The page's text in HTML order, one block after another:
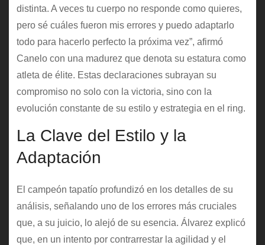
distinta. A veces tu cuerpo no responde como quieres,
pero sé cuáles fueron mis errores y puedo adaptarlo
todo para hacerlo perfecto la próxima vez”, afirmó
Canelo con una madurez que denota su estatura como
atleta de élite. Estas declaraciones subrayan su
compromiso no solo con la victoria, sino con la
evolución constante de su estilo y estrategia en el ring.
La Clave del Estilo y la
Adaptación
El campeón tapatío profundizó en los detalles de su
análisis, señalando uno de los errores más cruciales
que, a su juicio, lo alejó de su esencia. Álvarez explicó
que, en un intento por contrarrestar la agilidad y el